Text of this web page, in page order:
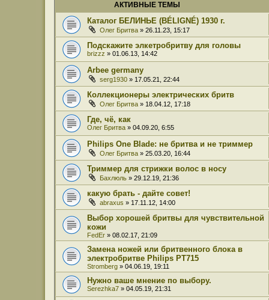
АКТИВНЫЕ ТЕМЫ
Каталог БЕЛИНЬЕ (BÉLIGNÉ) 1930 г.
Олег Бритва » 26.11.23, 15:17
Подскажите элкетробритву для головы
brizzz » 01.06.13, 14:42
Arbee germany
serg1930 » 17.05.21, 22:44
Коллекционеры электрических бритв
Олег Бритва » 18.04.12, 17:18
Где, чё, как
Олег Бритва » 04.09.20, 6:55
Philips One Blade: не бритва и не триммер
Олег Бритва » 25.03.20, 16:44
Триммер для стрижки волос в носу
Бахлюль » 29.12.19, 21:36
какую брать - дайте совет!
abraxus » 17.11.12, 14:00
Выбор хорошей бритвы для чувствительной
кожи
FedEr » 08.02.17, 21:09
Замена ножей или бритвенного блока в
электробритве Philips PT715
Stromberg » 04.06.19, 19:11
Нужно ваше мнение по выбору.
Serezhka7 » 04.05.19, 21:31